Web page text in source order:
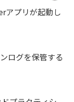
アプリが起動し
ログを保管する